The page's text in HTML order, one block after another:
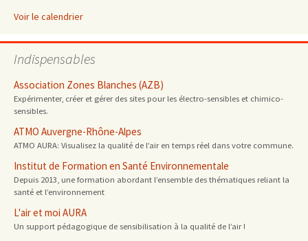
Voir le calendrier
Indispensables
Association Zones Blanches (AZB)
Expérimenter, créer et gérer des sites pour les électro-sensibles et chimico-
sensibles.
ATMO Auvergne-Rhône-Alpes
ATMO AURA: Visualisez la qualité de l’air en temps réel dans votre commune.
Institut de Formation en Santé Environnementale
Depuis 2013, une formation abordant l’ensemble des thématiques reliant la
santé et l’environnement
L'air et moi AURA
Un support pédagogique de sensibilisation à la qualité de l’air !